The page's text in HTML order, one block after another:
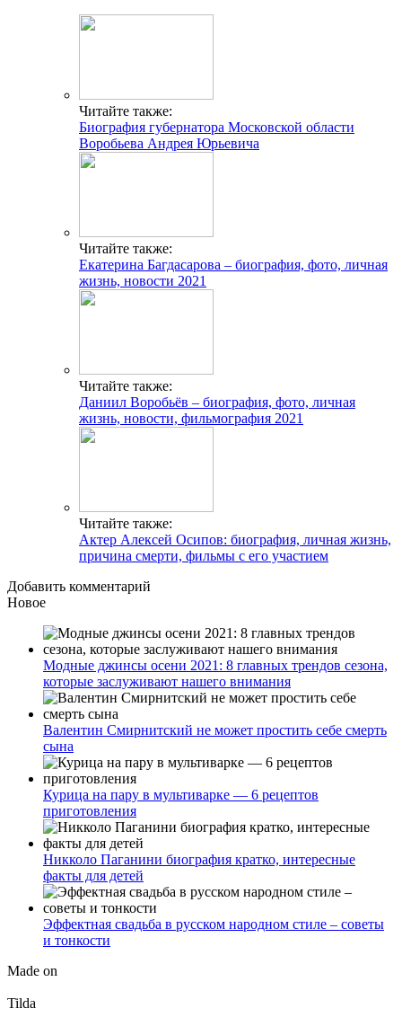
Читайте также:
Биография губернатора Московской области
Воробьева Андрея Юрьевича
Читайте также:
Екатерина Багдасарова – биография, фото, личная
жизнь, новости 2021
Читайте также:
Даниил Воробьёв – биография, фото, личная
жизнь, новости, фильмография 2021
Читайте также:
Актер Алексей Осипов: биография, личная жизнь,
причина смерти, фильмы с его участием
Добавить комментарий
Новое
Модные джинсы осени 2021: 8 главных трендов сезона,
которые заслуживают нашего внимания
Валентин Смирнитский не может простить себе смерть
сына
Курица на пару в мультиварке — 6 рецептов
приготовления
Никколо Паганини биография кратко, интересные
факты для детей
Эффектная свадьба в русском народном стиле – советы
и тонкости
Made on
Tilda